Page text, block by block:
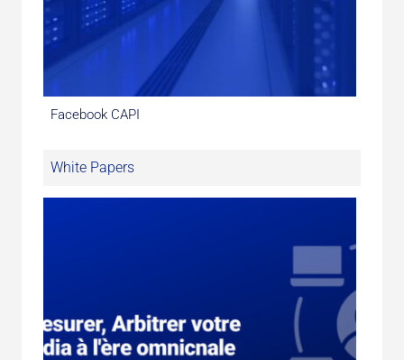
Facebook CAPI
White Papers